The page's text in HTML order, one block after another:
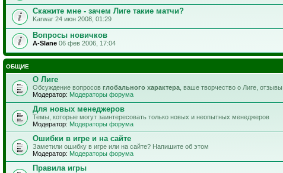
Скажите мне - зачем Лиге такие матчи?
Karwar 24 июн 2008, 01:29
Вопросы новичков
A-Slane 06 фев 2006, 17:04
ОБЩИЕ
О Лиге
Обсуждение вопросов глобального характера , ваше творчество о Лиге, отзывы
Модератор: Модераторы форума
Для новых менеджеров
Темы, которые могут заинтересовать только новых и неопытных менеджеров
Модератор: Модераторы форума
Ошибки в игре и на сайте
Заметили ошибку в игре или на сайте? Напишите об этом
Модератор: Модераторы форума
Правила игры